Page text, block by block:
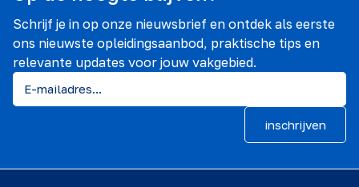
Schrijf je in op onze nieuwsbrief en ontdek als eerste
ons nieuwste opleidingsaanbod, praktische tips en
relevante updates voor jouw vakgebied.
inschrijven